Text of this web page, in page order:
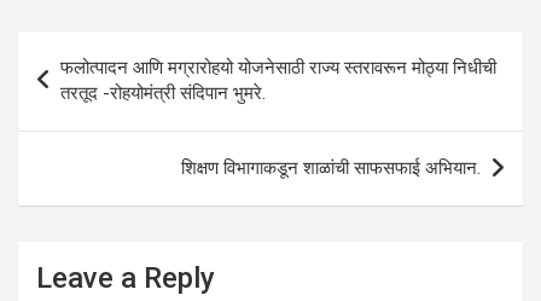
A
p
p
o
o
k
n
navigation
फलोत्पादन आणि मग्रारोहयो योजनेसाठी राज्य स्तरावरून मोठ्या निधीची
तरतूद -रोहयोमंत्री संदिपान भुमरे.
शिक्षण विभागाकडून शाळांची साफसफाई अभियान.
Leave a Reply